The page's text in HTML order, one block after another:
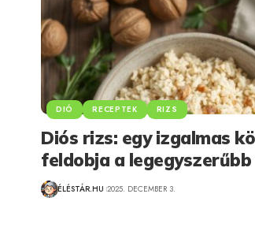
DIÓ RECEPTEK RIZS
Diós rizs: egy izgalmas
feldobja a
ÉLÉSTÁR.HU 2025. DECEMBER 3.